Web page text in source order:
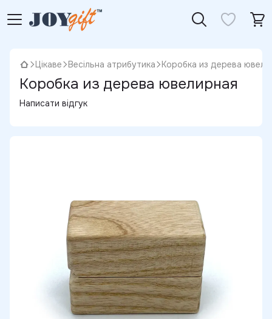
Цікаве Весільна атрибутика Коробка из дерева
Коробка из дерева ювелирная
Написати відгук